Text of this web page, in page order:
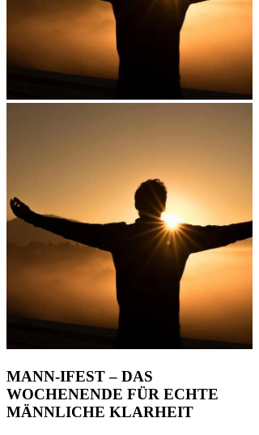
MANN-IFEST – DAS
WOCHENENDE FÜR ECHTE
MÄNNLICHE KLARHEIT